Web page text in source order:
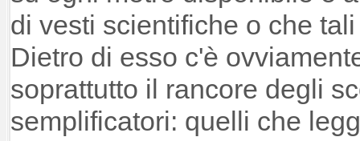
di vesti scientifiche o che
Dietro di esso c'è
soprattutto il rancore degli
semplificatori: quelli che